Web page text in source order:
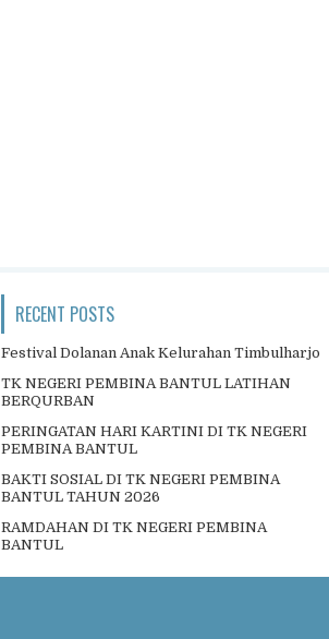
RECENT POSTS
Festival Dolanan Anak Kelurahan Timbulharjo
TK NEGERI PEMBINA BANTUL LATIHAN
BERQURBAN
PERINGATAN HARI KARTINI DI TK NEGERI
PEMBINA BANTUL
BAKTI SOSIAL DI TK NEGERI PEMBINA
BANTUL TAHUN 2026
RAMDAHAN DI TK NEGERI PEMBINA
BANTUL